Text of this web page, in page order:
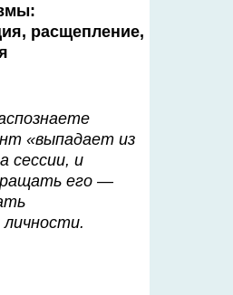
расщепление,
«выпадает из
сессии, и
его —